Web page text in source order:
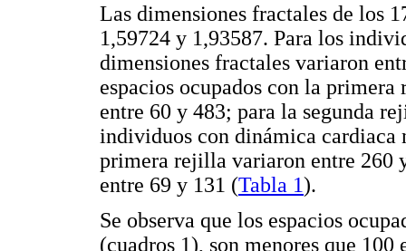
Las dimensiones fractales de los
1,59724 y 1,93587. Para los
dimensiones fractales variaron
espacios ocupados con la
entre 60 y 483; para la segunda
individuos con dinámica cardiaca
primera rejilla variaron entre 260
entre 69 y 131 (Tabla 1).
Se observa que los espacios
(cuadros 1), son menores que